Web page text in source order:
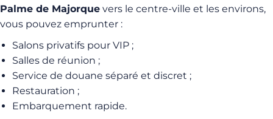
Palme de Majorque vers le centre-ville et les environs,
vous pouvez emprunter :
Salons privatifs pour VIP ;
Salles de réunion ;
Service de douane séparé et discret ;
Restauration ;
Embarquement rapide.